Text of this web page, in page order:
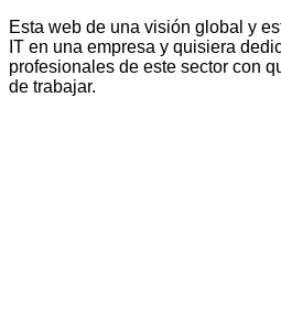
Esta web de una visión global y
IT en una empresa y quisiera
profesionales de este sector con
de trabajar.